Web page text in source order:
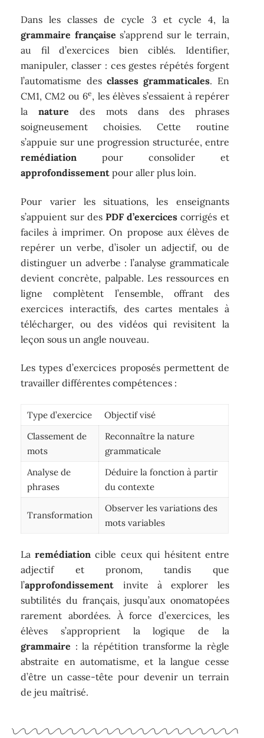
Dans les classes de cycle 3 et cycle 4, la
grammaire française s’apprend sur le terrain,
au fil d’exercices bien ciblés. Identifier,
manipuler, classer : ces gestes répétés forgent
l’automatisme des classes grammaticales. En
CM1, CM2 ou 6e, les élèves s’essaient à repérer
lanature des mots dans des phrases
soigneusement choisies. Cette routine
s’appuie sur une progression structurée, entre
remédiation pour consolider et
approfondissement pour aller plus loin.
Pour varier les situations, les enseignants
s’appuient sur des PDF d’exercices corrigés et
faciles à imprimer. On propose aux élèves de
repérer un verbe, d’isoler un adjectif, ou de
distinguer un adverbe : l’analyse grammaticale
devient concrète, palpable. Les ressources en
ligne complètent l’ensemble, offrant des
exercices interactifs, des cartes mentales à
télécharger, ou des vidéos qui revisitent la
leçon sous un angle nouveau.
Les types d’exercices proposés permettent de
travailler différentes compétences :
Type d’exercice
Objectif visé
Classement de
mots
Reconnaître la nature
grammaticale
Analyse de
phrases
Déduire la fonction à partir
du contexte
Transformation
Observer les variations des
mots variables
Laremédiation cible ceux qui hésitent entre
adjectif et pronom, tandis que
l’approfondissement invite à explorer les
subtilités du français, jusqu’aux onomatopées
rarement abordées. À force d’exercices, les
élèves s’approprient la logique de la
grammaire : la répétition transforme la règle
abstraite en automatisme, et la langue cesse
d’être un casse-tête pour devenir un terrain
de jeu maîtrisé.